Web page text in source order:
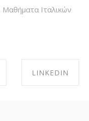
Μαθήματα Ιταλικών
LINKEDIN